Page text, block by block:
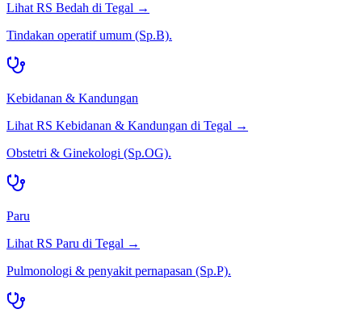
Lihat RS Bedah di Tegal →
Tindakan operatif umum (Sp.B).
Kebidanan & Kandungan
Lihat RS Kebidanan & Kandungan di Tegal →
Obstetri & Ginekologi (Sp.OG).
Paru
Lihat RS Paru di Tegal →
Pulmonologi & penyakit pernapasan (Sp.P).